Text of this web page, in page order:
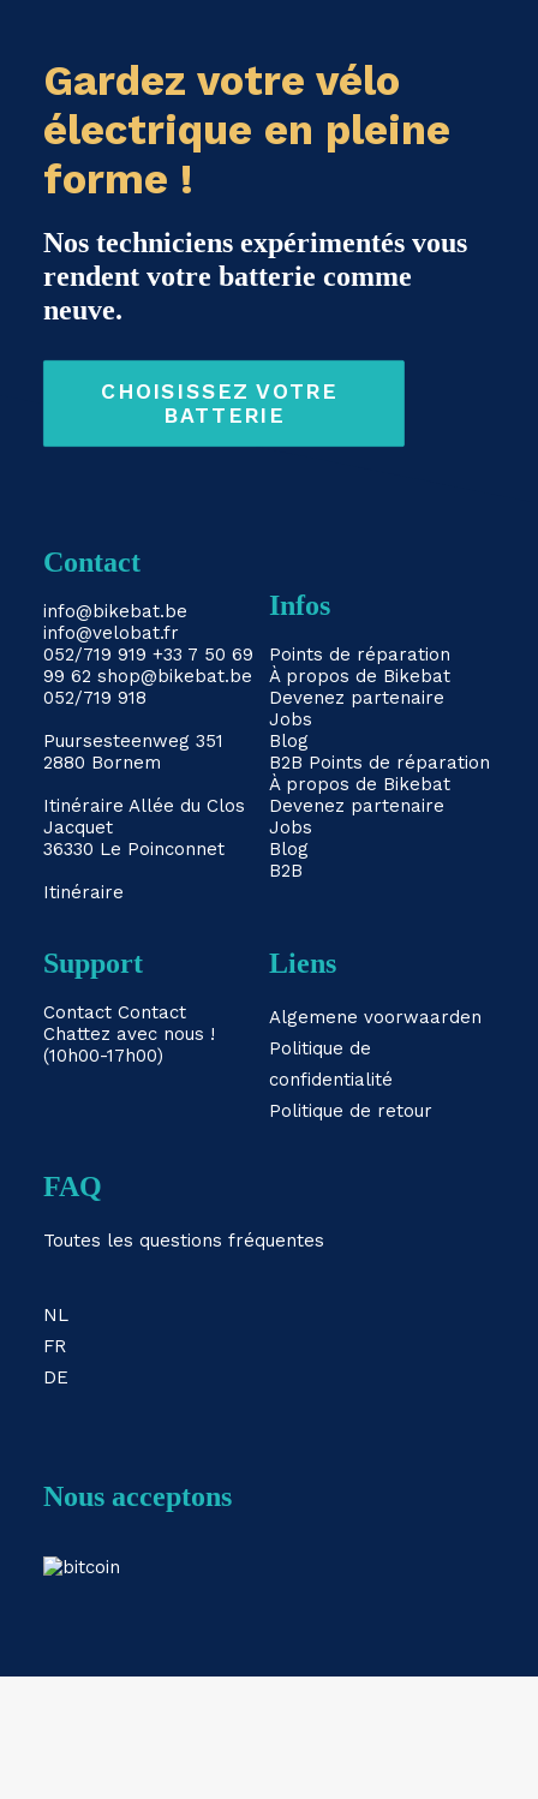
Gardez votre vélo
électrique en pleine
forme !
Nos techniciens expérimentés vous
rendent votre batterie comme
neuve.
CHOISISSEZ VOTRE
BATTERIE
Contact
info@bikebat.be
info@velobat.fr
052/719 919 +33 7 50 69
99 62 shop@bikebat.be
052/719 918
Puursesteenweg 351
2880 Bornem
Itinéraire Allée du Clos
Jacquet
36330 Le Poinconnet
Itinéraire
Infos
Points de réparation
À propos de Bikebat
Devenez partenaire
Jobs
Blog
B2B Points de réparation
À propos de Bikebat
Devenez partenaire
Jobs
Blog
B2B
Support
Contact Contact
Chattez avec nous !
(10h00-17h00)
Liens
Algemene voorwaarden
Politique de
confidentialité
Politique de retour
FAQ
Toutes les questions fréquentes
NL
FR
DE
Nous acceptons